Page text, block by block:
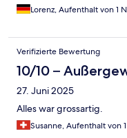
Lorenz, Aufenthalt von 1
Verifizierte Bewertung
10/10 –
27. Juni 2025
Alles war grossartig.
Susanne, Aufenthalt von